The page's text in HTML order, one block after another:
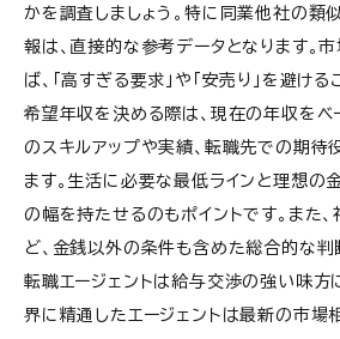
かを調査しましょう。特に同業他社の類
報は、直接的な参考データとなります。
ば、「高すぎる要求」や「安売り」を避ける
希望年収を決める際は、現在の年収をベ
のスキルアップや実績、転職先での期待
ます。生活に必要な最低ラインと理想の
の幅を持たせるのもポイントです。また
ど、金銭以外の条件も含めた総合的な判
転職エージェントは給与交渉の強い味方
界に精通したエージェントは最新の市場